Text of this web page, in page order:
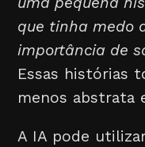
que tinha medo
importância de
Essas histórias
menos abstrata
A IA pode